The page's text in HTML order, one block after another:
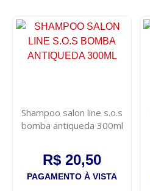
Shampoo salon line s.o.s
bomba antiqueda 300ml
R$ 20,50
PAGAMENTO À VISTA